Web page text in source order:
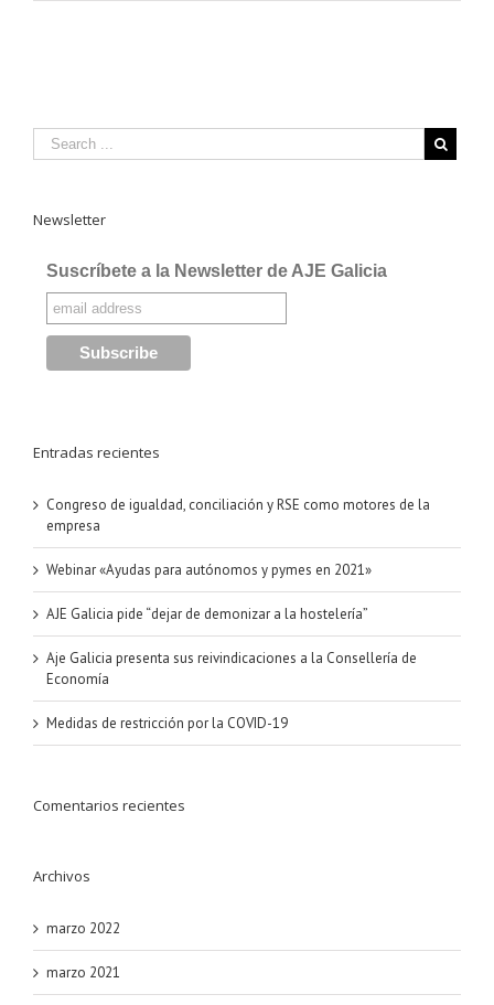
Newsletter
Suscríbete a la Newsletter de AJE Galicia
Entradas recientes
Congreso de igualdad, conciliación y RSE como motores de la
empresa
Webinar «Ayudas para autónomos y pymes en 2021»
AJE Galicia pide “dejar de demonizar a la hostelería”
Aje Galicia presenta sus reivindicaciones a la Consellería de
Economía
Medidas de restricción por la COVID-19
Comentarios recientes
Archivos
marzo 2022
marzo 2021